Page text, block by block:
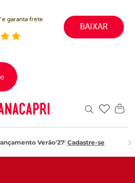
e garanta frete
BAIXAR
Verão'27! Cadastre-se